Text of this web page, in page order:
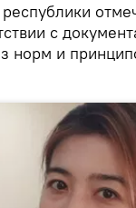
с
норм и